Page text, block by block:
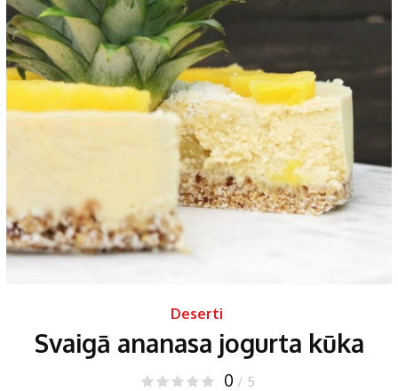
Deserti
Svaigā ananasa jogurta kūka
0 / 5